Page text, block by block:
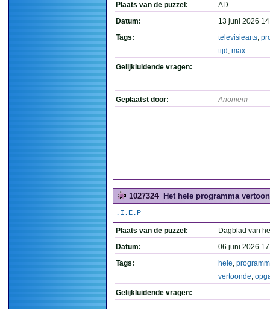
Plaats van de puzzel:
AD
Datum:
13 juni 2026
Tags:
televisiearts,
tijd , max
Gelijkluidende vragen:
Geplaatst door: Anoniem
1027324 Het hele programma
.I.E.P
Plaats van de puzzel:
Dagblad van
Datum:
06 juni 2026
Tags:
hele,
vertoonde,
Gelijkluidende vragen: